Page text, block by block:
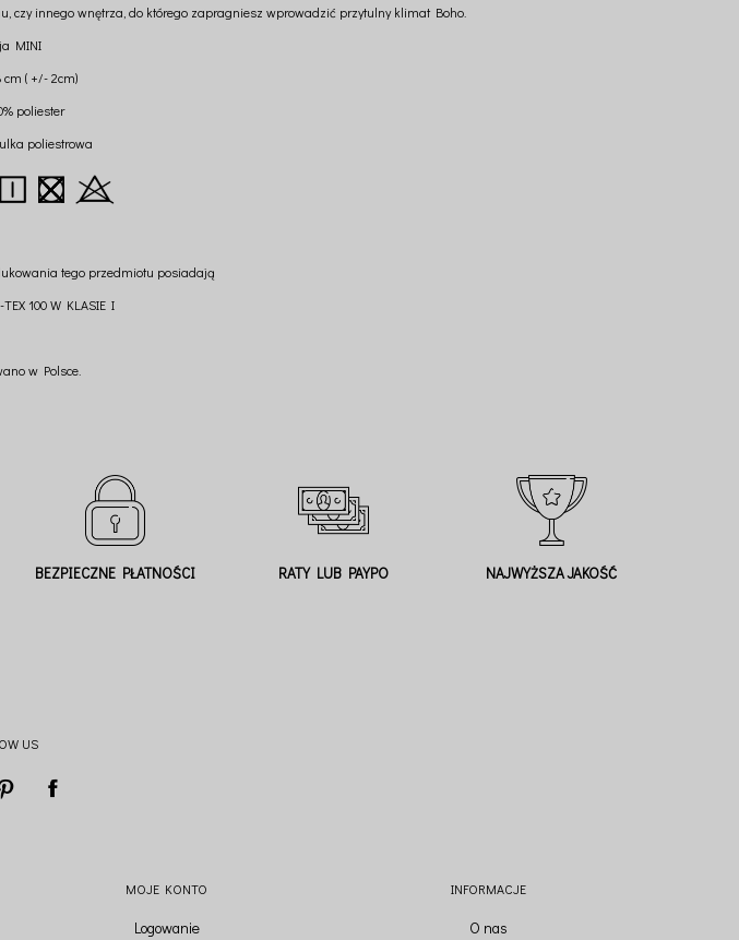
czy innego wnętrza, do którego zapragniesz wprowadzić przytulny klimat Boho.
MINI
( +/- 2cm)
poliester
poliestrowa
tego przedmiotu posiadają
TEX 100 W KLASIE I
w Polsce.
BEZPIECZNE PŁATNOŚCI RATY LUB PAYPO NAJWYŻSZA JAKOŚĆ
US
MOJE KONTO
Logowanie
INFORMACJE
O nas